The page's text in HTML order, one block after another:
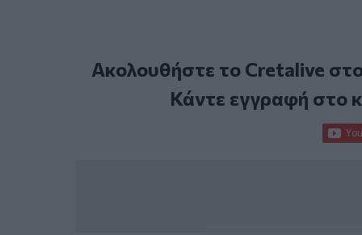
Ακολουθήστε το Cretalive
Κάντε εγγραφή στο